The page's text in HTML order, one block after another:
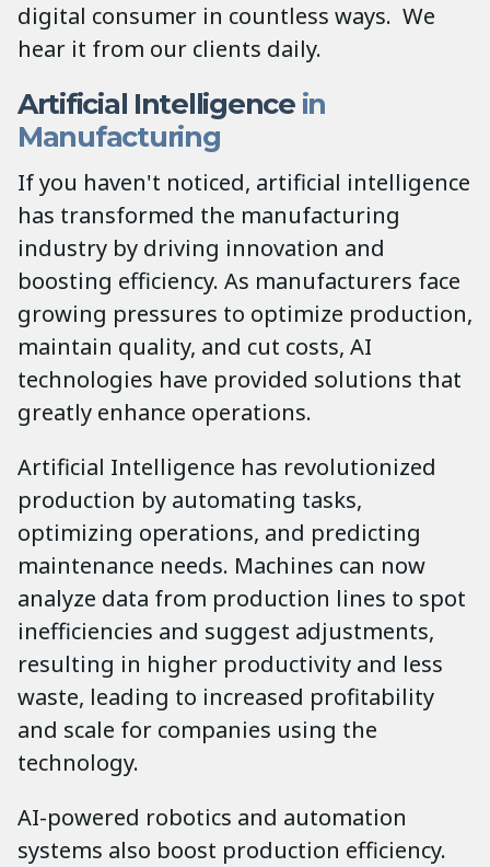
digital consumer in countless ways. We
hear it from our clients daily.
Artificial Intelligencein
Manufacturing
If you haven't noticed, artificial intelligence
has transformed the manufacturing
industry by driving innovation and
boosting efficiency. As manufacturers face
growing pressures to optimize production,
maintain quality, and cut costs, AI
technologies have provided solutions that
greatly enhance operations.
Artificial Intelligence has revolutionized
production by automating tasks,
optimizing operations, and predicting
maintenance needs. Machines can now
analyze data from production lines to spot
inefficiencies and suggest adjustments,
resulting in higher productivity and less
waste, leading to increased profitability
and scale for companies using the
technology.
AI-powered robotics and automation
systems also boost production efficiency.